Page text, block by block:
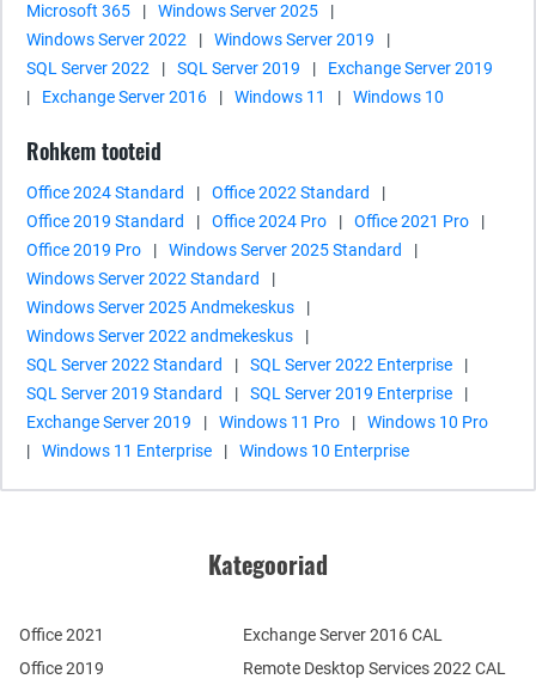
Microsoft 365
| Windows Server 2025
|
Windows Server 2022
| Windows Server 2019
|
SQL Server 2022
| SQL Server 2019 |
Exchange Server 2019
|
Exchange Server 2016 | Windows 11 | Windows 10
Rohkem tooteid
Office 2024 Standard | Office 2022 Standard
|
Office 2019 Standard
| Office 2024 Pro | Office 2021 Pro
|
Office 2019 Pro
| Windows Server 2025 Standard
|
Windows Server 2022 Standard
|
Windows Server 2025 Andmekeskus
|
Windows Server 2022 andmekeskus
|
SQL Server 2022 Standard
| SQL Server 2022 Enterprise
|
SQL Server 2019 Standard
| SQL Server 2019 Enterprise
|
Exchange Server 2019
| Windows 11 Pro |
Windows 10 Pro
|
Windows 11 Enterprise | Windows 10 Enterprise
Kategooriad
Office 2021
Office 2019
Remote Desktop Services 2022 CAL
Exchange Server 2016 CAL